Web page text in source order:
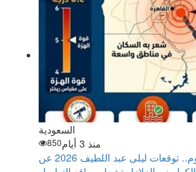
السعودية
منذ 3 أيام
850
بعد زلزال مصر اليوم.. توقعات ليلى عبد اللطيف 2026 عن